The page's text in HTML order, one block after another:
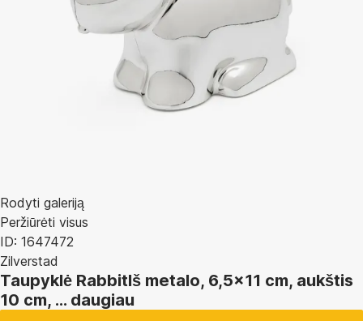
Rodyti galeriją
Peržiūrėti visus
ID: 1647472
Zilverstad
Taupyklė RabbitIš metalo, 6,5x11 cm, aukštis
10 cm, … daugiau